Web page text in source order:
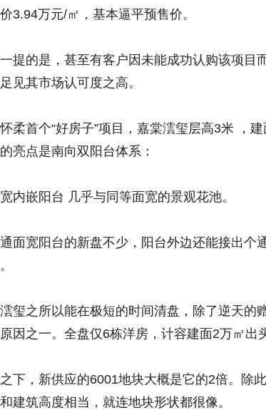
3.94万元/㎡，基本逼平预售价。
提的是，甚至有客户因未能成功认购该项目
见其市场认可度之高。
柔首个“好房子”项目，嘉棠澐玺层高3米 ，
亮点是南向双阳台体系：
内嵌阳台 几乎与同等面宽的景观花池。
面宽阳台的新盘不少，阳台外边还能接出个
玺之所以能在极短的时间清盘，除了逆天的
因之一。全盘仅6栋洋房，计容建面2万㎡出
下，新供应的6001地块大概是它的2倍。除
建筑高度相当，就连地块形状都很像。